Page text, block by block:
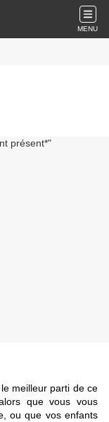
MENU
meilleur parti de ce
que vous vous
ou que vos enfants